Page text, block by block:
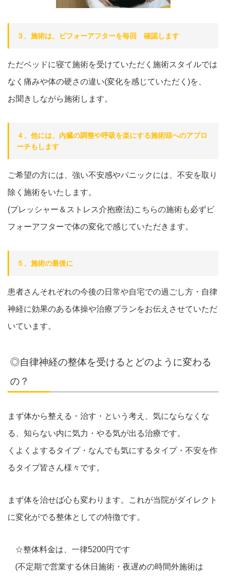
３、施術は、ビフォーアフターを毎回 確認します
ただベッドに寝て施術を受けていただく施術スタイルでは
なく痛みや体の硬さの違い(変化を感じていただく)を、
お聞きしながら施術します。
４、他には、内臓の調整や呼吸を楽にする施術頭へのアプロ
ーチもします
ご希望の方には、強い不安感やパニックには、不安を取り
除く施術をいたします。
(プレッシャー＆ストレス介抱療法)こちらの施術も必ずビ
フォーアフターで体の変化で感じていただきます。
５、施術の最後に
患者さんそれぞれの今後の日常や自宅での過ごし方・自律
神経に効果のある体操や治療プランをお伝えさせていただ
いています。
◎自律神経の整体を受けるとどのように変わる
の？
まず体から整える・治す・という考え、気にならなくな
る、知らない内に気力・やる気が出る治療です。
くよくよするタイプ・なんでも気にするタイプ・不安を作
るタイプ皆さん様々です。
まず体を治せば心も変わります。これが当院がダイレクト
に変化がでる整体としての特徴です。
☆整体料金は、一律5200円です
(不定期で営業する休日施術・夜遅めの時間外施術は